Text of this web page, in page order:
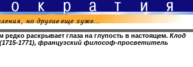
редко раскрывает глаза на глупость в настоящем. Клод
1771), французский философ-просветитель